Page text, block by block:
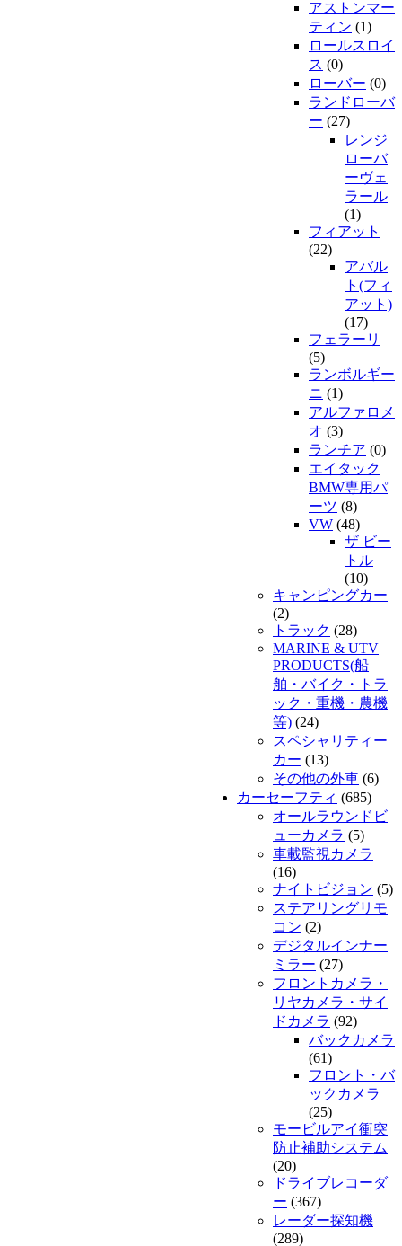
アストンマー
ティン (1)
ロールスロイ
ス (0)
ローバー (0)
ランドローバ
ー (27)
レンジ
ローバ
ーヴェ
ラール
(1)
フィアット
(22)
アバル
ト(フィ
アット)
(17)
フェラーリ
(5)
ランボルギー
ニ (1)
アルファロメ
オ (3)
ランチア (0)
エイタック
BMW専用パ
ーツ (8)
VW (48)
ザ ビー
トル
(10)
キャンピングカー
(2)
トラック (28)
MARINE & UTV
PRODUCTS(船
舶・バイク・トラ
ック・重機・農機
等) (24)
スペシャリティー
カー (13)
その他の外車 (6)
カーセーフティ (685)
オールラウンドビ
ューカメラ (5)
車載監視カメラ
(16)
ナイトビジョン (5)
ステアリングリモ
コン (2)
デジタルインナー
ミラー (27)
フロントカメラ・
リヤカメラ・サイ
ドカメラ (92)
バックカメラ
(61)
フロント・バ
ックカメラ
(25)
モービルアイ衝突
防止補助システム
(20)
ドライブレコーダ
ー (367)
レーダー探知機
(289)